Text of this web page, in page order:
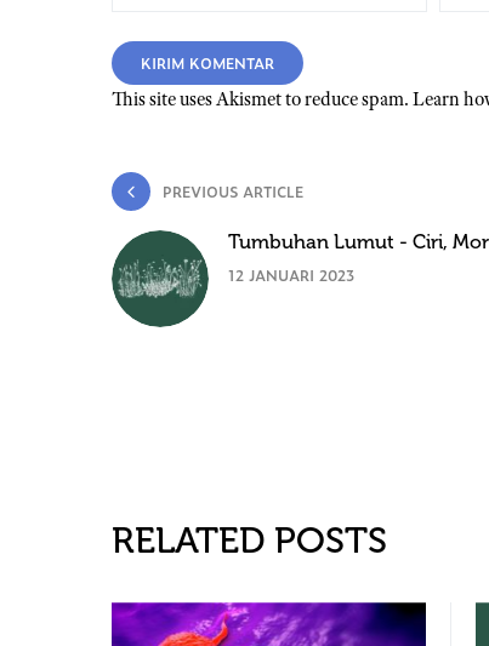
This site uses Akismet to reduce spam. Learn
PREVIOUS ARTICLE
Tumbuhan Lumut - Ciri,
12 JANUARI 2023
RELATED POSTS